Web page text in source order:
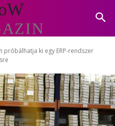
próbálhatja ki egy ERP-rendszer